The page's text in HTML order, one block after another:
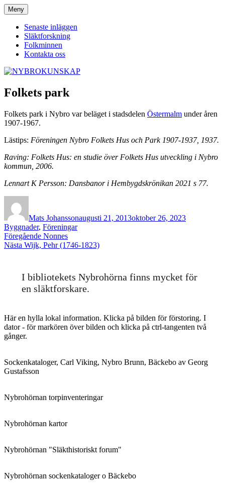
Hoppa
till
innehåll
NYBROKUNSKAP
Meny
Senaste inläggen
Släktforskning
Folkminnen
Kontakta oss
Folkets park
Folkets park i Nybro var beläget i stadsdelen Östermalm under åren
1907-1967.
Lästips: Föreningen Nybro Folkets Hus och Park 1907-1937, 1937.
Raving: Folkets Hus: en studie över Folkets Hus utveckling i Nybro
kommun, 2006.
Lennart K Persson: Dansbanor i Hembygdskrönikan 2021 s 77.
Mats Johanssonaugusti 21, 2013oktober 26, 2023
Byggnader, Föreningar
Inläggsnavigering
Föregående Föregående
inlägg:
Nonnes
Nästa Nästa
Wijk, Pehr (1746-1823)
I bibliotekets Nybrohörna finns mycket för
en släktforskare.
Här en hylla lokal information. Klicka på bilden för förstoring. I
dator - för markören över bilden och klicka på ctrl-tangenten två
gånger.
Sockenkataloger, Carl Viking, Nybro Brunn, Bäckebo av Georg
Gustafsson
Nybrohörnan torpinventeringar
Nybrohörnan kartor
Nybrohörnan "Släkthistoriskt forum"
Nybrohörnan sockenkataloger o Bäckebo